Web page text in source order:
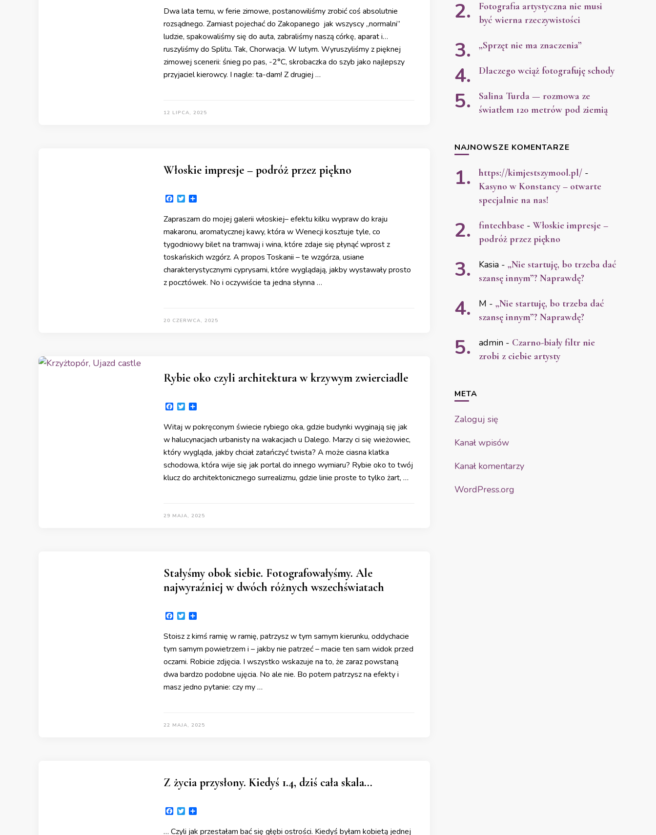
Dwa lata temu, w ferie zimowe, postanowiliśmy zrobić coś absolutnie
rozsądnego. Zamiast pojechać do Zakopanego jak wszyscy „normalni”
ludzie, spakowaliśmy się do auta, zabraliśmy naszą córkę, aparat i…
ruszyliśmy do Splitu. Tak, Chorwacja. W lutym. Wyruszyliśmy z pięknej
zimowej scenerii: śnieg po pas, -2°C, skrobaczka do szyb jako najlepszy
przyjaciel kierowcy. I nagle: ta-dam! Z drugiej …
12 LIPCA, 2025
Włoskie impresje – podróż przez piękno
Facebook
Twitter
Zapraszam do mojej galerii włoskiej– efektu kilku wypraw do kraju
makaronu, aromatycznej kawy, która w Wenecji kosztuje tyle, co
tygodniowy bilet na tramwaj i wina, które zdaje się płynąć wprost z
toskańskich wzgórz. A propos Toskanii – te wzgórza, usiane
charakterystycznymi cyprysami, które wyglądają, jakby wystawały prosto
z pocztówek. No i oczywiście ta jedna słynna …
20 CZERWCA, 2025
Rybie oko czyli architektura w krzywym zwierciadle
Facebook
Twitter
Witaj w pokręconym świecie rybiego oka, gdzie budynki wyginają się jak
w halucynacjach urbanisty na wakacjach u Dalego. Marzy ci się wieżowiec,
który wygląda, jakby chciał zatańczyć twista? A może ciasna klatka
schodowa, która wije się jak portal do innego wymiaru? Rybie oko to twój
klucz do architektonicznego surrealizmu, gdzie linie proste to tylko żart, …
29 MAJA, 2025
Stałyśmy obok siebie. Fotografowałyśmy. Ale
najwyraźniej w dwóch różnych wszechświatach
Facebook
Twitter
Stoisz z kimś ramię w ramię, patrzysz w tym samym kierunku, oddychacie
tym samym powietrzem i – jakby nie patrzeć – macie ten sam widok przed
oczami. Robicie zdjęcia. I wszystko wskazuje na to, że zaraz powstaną
dwa bardzo podobne ujęcia. No ale nie. Bo potem patrzysz na efekty i
masz jedno pytanie: czy my …
22 MAJA, 2025
Z życia przysłony. Kiedyś 1.4, dziś cała skala…
Facebook
Twitter
… Czyli jak przestałam bać się głębi ostrości. Kiedyś byłam kobietą jednej
Fotografia artystyczna nie musi
być wierna rzeczywistości
„Sprzęt nie ma znaczenia”
Dlaczego wciąż fotografuję schody
Salina Turda — rozmowa ze
światłem 120 metrów pod ziemią
NAJNOWSZE KOMENTARZE
https://kimjestszymool.pl/-
Kasyno w Konstancy – otwarte
specjalnie na nas!
fintechbase - Włoskie impresje –
podróż przez piękno
Kasia- „Nie startuję, bo trzeba dać
szansę innym”? Naprawdę?
M - „Nie startuję, bo trzeba dać
szansę innym”? Naprawdę?
admin- Czarno-biały filtr nie
zrobi z ciebie artysty
META
Zaloguj się
Kanał wpisów
Kanał komentarzy
WordPress.org